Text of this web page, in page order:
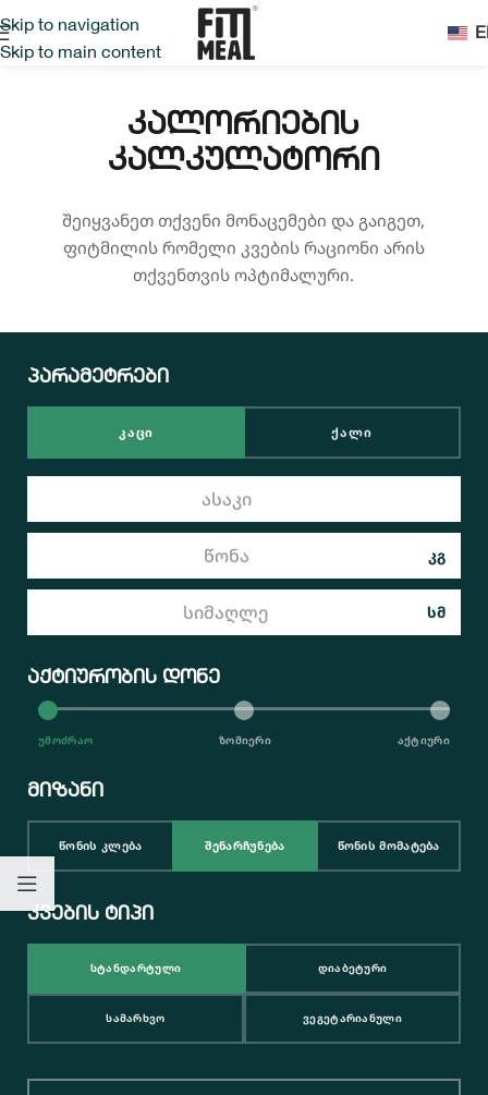
Skip to navigation
Skip to main content
ᲙᲐᲚᲝᲠᲘᲔᲑᲘᲡ
ᲙᲐᲚᲙᲣᲚᲐᲢᲝᲠᲘ
შეიყვანეთ თქვენი მონაცემები და გაიგეთ,
ფიტმილის რომელი კვების რაციონი არის
თქვენთვის ოპტიმალური.
პარამეტრები
ᲙᲐᲪᲘ ᲥᲐᲚᲘ
კგ
სმ
აქტიურობის დონე
ᲣᲛᲝᲫᲠᲐᲝ ᲖᲝᲛᲘᲔᲠᲘ ᲐᲥᲢᲘᲣᲠᲘ
მიზანი
ᲬᲝᲜᲘᲡ ᲙᲚᲔᲑᲐ ᲨᲔᲜᲐᲠᲩᲣᲜᲔᲑᲐ ᲬᲝᲜᲘᲡ ᲛᲝᲛᲐᲢᲔᲑᲐ
კვების ტიპი
ᲡᲢᲐᲜᲓᲐᲠᲢᲣᲚᲘ ᲓᲘᲐᲑᲔᲢᲣᲠᲘ
ᲡᲐᲛᲐᲠᲮᲕᲝ ᲕᲔᲒᲔᲢᲐᲠᲘᲐᲜᲣᲚᲘ